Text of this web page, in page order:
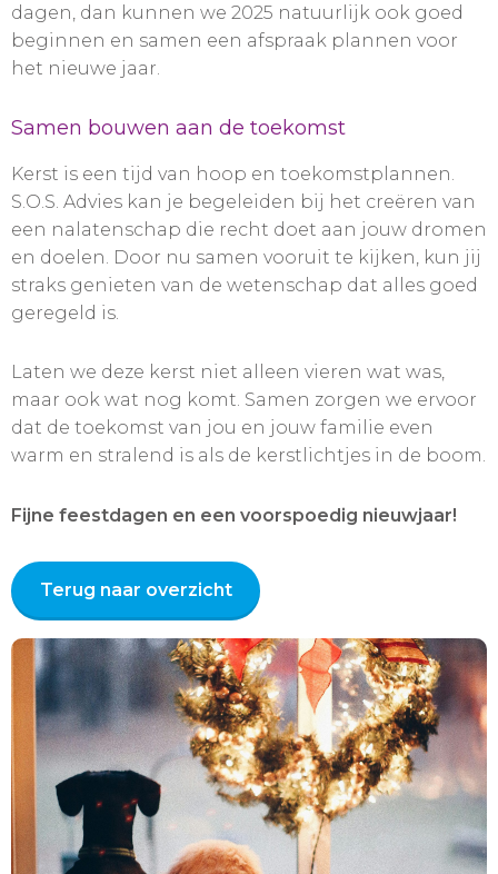
dagen, dan kunnen we 2025 natuurlijk ook goed
beginnen en samen een afspraak plannen voor
het nieuwe jaar.
Samen bouwen aan de toekomst
Kerst is een tijd van hoop en toekomstplannen.
S.O.S. Advies kan je begeleiden bij het creëren van
een nalatenschap die recht doet aan jouw dromen
en doelen. Door nu samen vooruit te kijken, kun jij
straks genieten van de wetenschap dat alles goed
geregeld is.
Laten we deze kerst niet alleen vieren wat was,
maar ook wat nog komt. Samen zorgen we ervoor
dat de toekomst van jou en jouw familie even
warm en stralend is als de kerstlichtjes in de boom.
Fijne feestdagen en een voorspoedig nieuwjaar!
Terug naar overzicht